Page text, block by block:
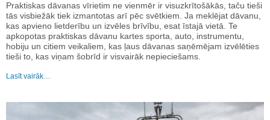
Praktiskas dāvanas vīrietim ne vienmēr ir visuzkrītošākās, taču tieši
tās visbiežāk tiek izmantotas arī pēc svētkiem. Ja meklējat dāvanu,
kas apvieno lietderību un izvēles brīvību, esat īstajā vietā. Te
apkopotas praktiskas dāvanu kartes sporta, auto, instrumentu,
hobiju un citiem veikaliem, kas ļaus dāvanas saņēmējam izvēlēties
tieši to, kas viņam šobrīd ir visvairāk nepieciešams.
Lasīt vairāk…